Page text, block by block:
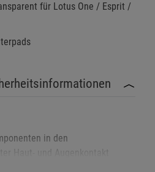
für Lotus One / Esprit /
in den
Haut- und Augenkontakt